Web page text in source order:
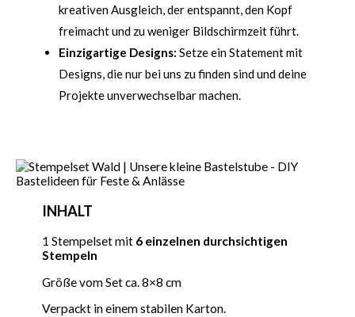
kreativen Ausgleich, der entspannt, den Kopf
freimacht und zu weniger Bildschirmzeit führt.
Einzigartige Designs: Setze ein Statement mit
Designs, die nur bei uns zu finden sind und deine
Projekte unverwechselbar machen.
INHALT
1 Stempelset mit6 einzelnen durchsichtigen
Stempeln
Größe vom Set ca. 8×8 cm
Verpackt in einem stabilen Karton.